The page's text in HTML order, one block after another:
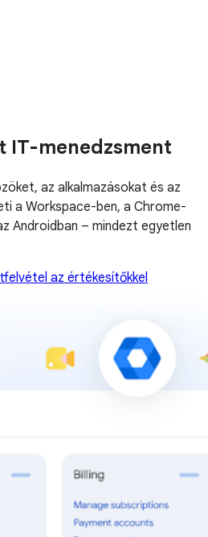
IT-menedzsment
az alkalmazásokat és az
a Workspace-ben, a Chrome-
Androidban – mindezt egyetlen
az értékesítőkkel